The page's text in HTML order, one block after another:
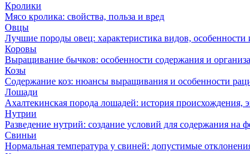
Кролики
Мясо кролика: свойства, польза и вред
Овцы
Лучшие породы овец: характеристика видов, особенности
Коровы
Выращивание бычков: особенности содержания и
Козы
Содержание коз: нюансы выращивания и особенности
Лошади
Ахалтекинская порода лошадей: история происхождения,
Нутрии
Разведение нутрий: создание условий для содержания на
Свиньи
Нормальная температура у свиней: допустимые